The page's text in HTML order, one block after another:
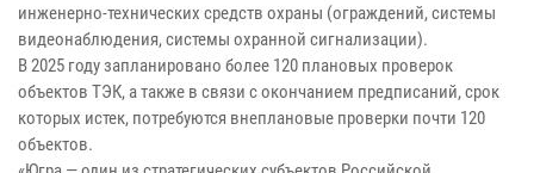
инженерно-технических средств охраны (ограждений, системы
видеонаблюдения, системы охранной сигнализации).
В 2025 году запланировано более 120 плановых проверок
объектов ТЭК, а также в связи с окончанием предписаний, срок
которых истек, потребуются внеплановые проверки почти 120
объектов.